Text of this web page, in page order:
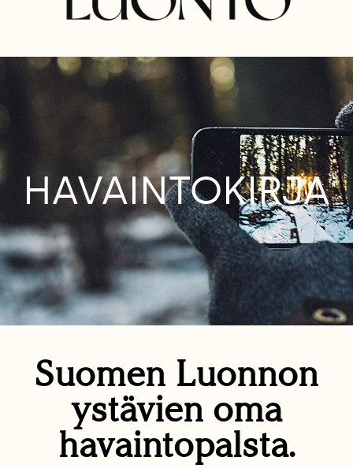
HAVAINTOKIRJA
Suomen Luonnon
ystävien oma
havaintopalsta.